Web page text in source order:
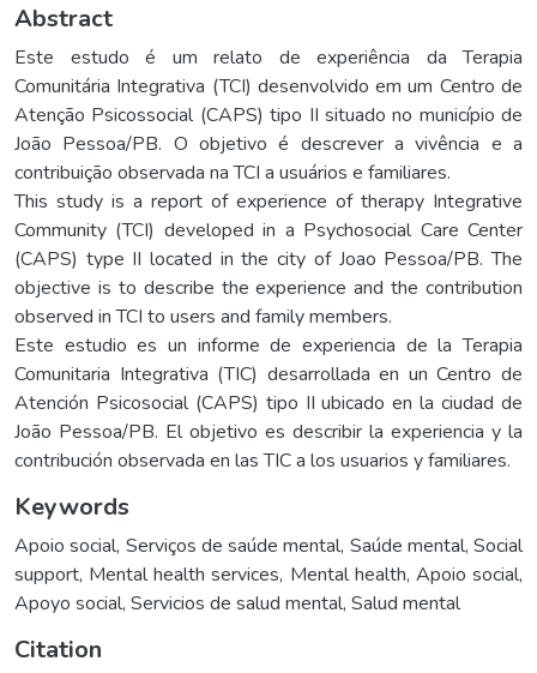
Abstract
Este estudo é um relato de experiência da Terapia
Comunitária Integrativa (TCI) desenvolvido em um Centro de
Atenção Psicossocial (CAPS) tipo II situado no município de
João Pessoa/PB. O objetivo é descrever a vivência e a
contribuição observada na TCI a usuários e familiares.
This study is a report of experience of therapy Integrative
Community (TCI) developed in a Psychosocial Care Center
(CAPS) type II located in the city of Joao Pessoa/PB. The
objective is to describe the experience and the contribution
observed in TCI to users and family members.
Este estudio es un informe de experiencia de la Terapia
Comunitaria Integrativa (TIC) desarrollada en un Centro de
Atención Psicosocial (CAPS) tipo II ubicado en la ciudad de
João Pessoa/PB. El objetivo es describir la experiencia y la
contribución observada en las TIC a los usuarios y familiares.
Keywords
Apoio social, Serviços de saúde mental, Saúde mental, Social
support, Mental health services, Mental health, Apoio social,
Apoyo social, Servicios de salud mental, Salud mental
Citation